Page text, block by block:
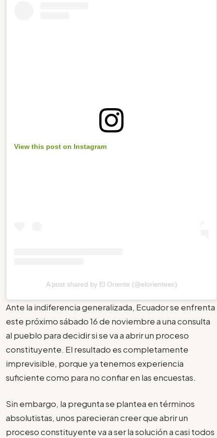
View this post on Instagram
A post shared by El Oriente (@elorienteec)
Ante la indiferencia generalizada, Ecuador se enfrenta
este próximo sábado 16 de noviembre a una consulta
al pueblo para decidir si se va a abrir un proceso
constituyente. El resultado es completamente
imprevisible, porque ya tenemos experiencia
suficiente como para no confiar en las encuestas.
Sin embargo, la pregunta se plantea en términos
absolutistas, unos parecieran creer que abrir un
proceso constituyente va a ser la solución a casi todos